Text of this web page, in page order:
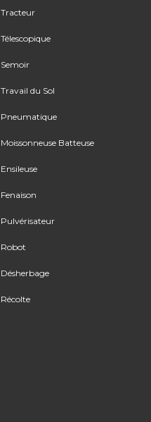
Tracteur
Télescopique
Semoir
Travail du Sol
Pneumatique
Moissonneuse Batteuse
Ensileuse
Fenaison
Pulvérisateur
Robot
Désherbage
Récolte